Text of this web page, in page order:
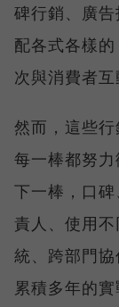
碑行銷、廣
配各式各樣
次與消費者互
然而，這些
每一棒都努
下一棒，口
責人、使用
統、跨部門
累積多年的